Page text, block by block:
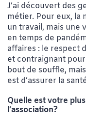
J’ai découvert des
métier. Pour eux, la
un travail, mais une
en temps de
affaires : le respect
et contraignant
bout de souffle,
est d’assurer la
Quelle est votre
l’association?